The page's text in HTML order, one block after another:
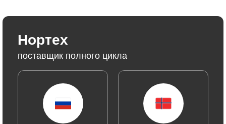
Нортех
поставщик полного цикла